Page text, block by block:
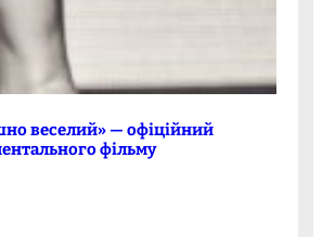
веселий» — офіційний
фільму